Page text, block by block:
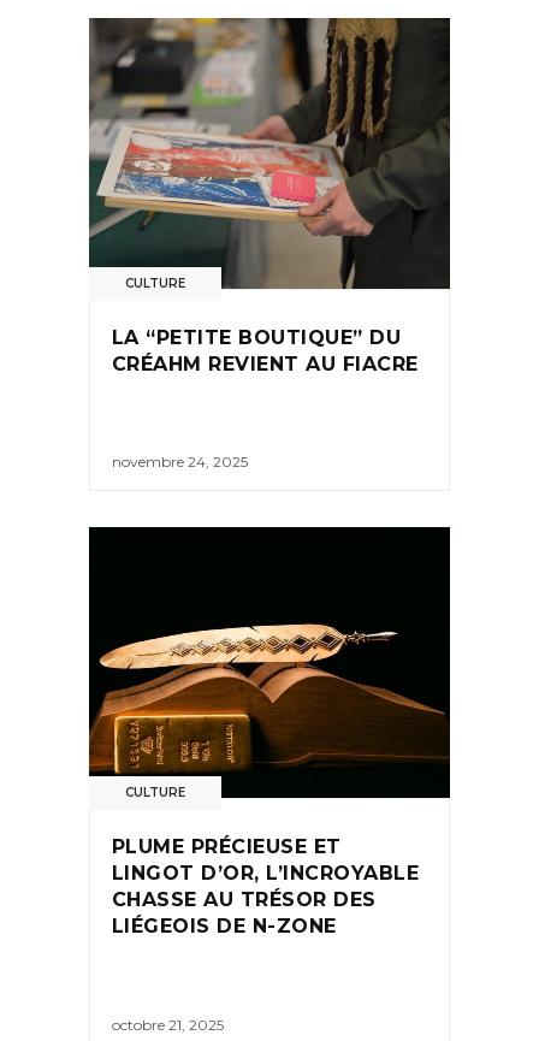
CULTURE
LA “PETITE BOUTIQUE” DU
CRÉAHM REVIENT AU FIACRE
novembre 24, 2025
CULTURE
PLUME PRÉCIEUSE ET
LINGOT D’OR, L’INCROYABLE
CHASSE AU TRÉSOR DES
LIÉGEOIS DE N-ZONE
octobre 21, 2025